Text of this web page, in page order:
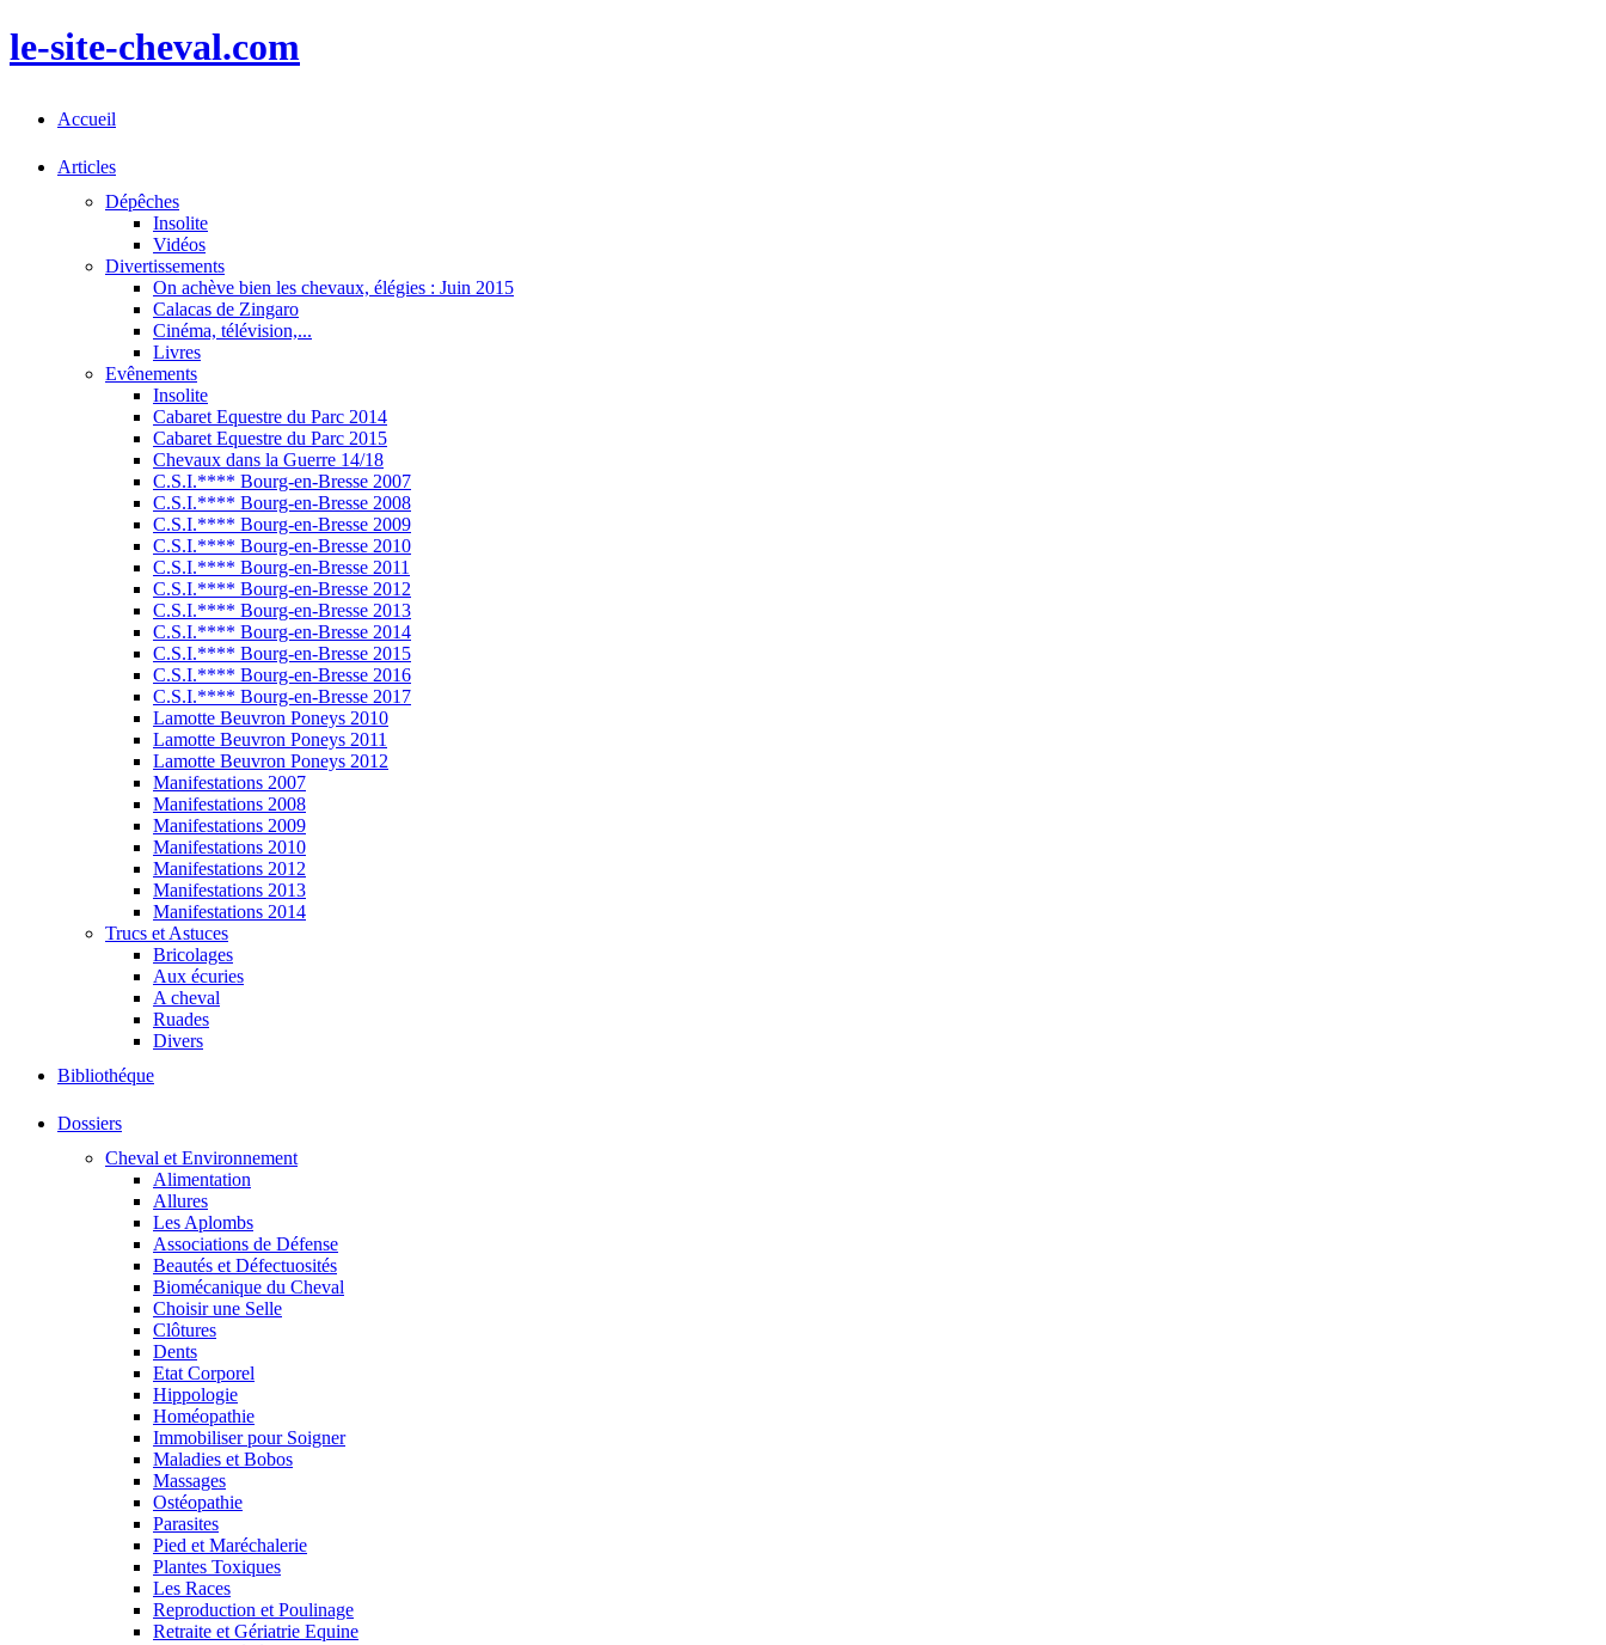
le-site-cheval.com
Accueil
Articles
Dépêches
Insolite
Vidéos
Divertissements
On achève bien les chevaux, élégies : Juin 2015
Calacas de Zingaro
Cinéma, télévision,...
Livres
Evênements
Insolite
Cabaret Equestre du Parc 2014
Cabaret Equestre du Parc 2015
Chevaux dans la Guerre 14/18
C.S.I.**** Bourg-en-Bresse 2007
C.S.I.**** Bourg-en-Bresse 2008
C.S.I.**** Bourg-en-Bresse 2009
C.S.I.**** Bourg-en-Bresse 2010
C.S.I.**** Bourg-en-Bresse 2011
C.S.I.**** Bourg-en-Bresse 2012
C.S.I.**** Bourg-en-Bresse 2013
C.S.I.**** Bourg-en-Bresse 2014
C.S.I.**** Bourg-en-Bresse 2015
C.S.I.**** Bourg-en-Bresse 2016
C.S.I.**** Bourg-en-Bresse 2017
Lamotte Beuvron Poneys 2010
Lamotte Beuvron Poneys 2011
Lamotte Beuvron Poneys 2012
Manifestations 2007
Manifestations 2008
Manifestations 2009
Manifestations 2010
Manifestations 2012
Manifestations 2013
Manifestations 2014
Trucs et Astuces
Bricolages
Aux écuries
A cheval
Ruades
Divers
Bibliothéque
Dossiers
Cheval et Environnement
Alimentation
Allures
Les Aplombs
Associations de Défense
Beautés et Défectuosités
Biomécanique du Cheval
Choisir une Selle
Clôtures
Dents
Etat Corporel
Hippologie
Homéopathie
Immobiliser pour Soigner
Maladies et Bobos
Massages
Ostéopathie
Parasites
Pied et Maréchalerie
Plantes Toxiques
Les Races
Reproduction et Poulinage
Retraite et Gériatrie Equine